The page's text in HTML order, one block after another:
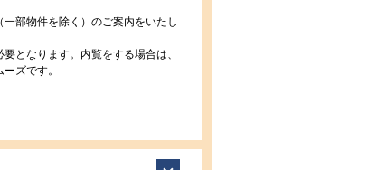
部物件を除く）のご案内をいたし
となります。内覧をする場合は、
ズです。